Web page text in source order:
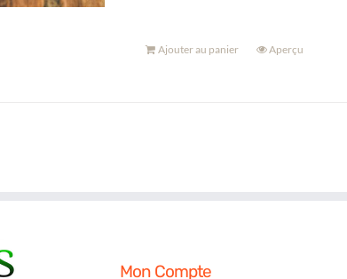
Ajouter au panier Aperçu
Mon Compte